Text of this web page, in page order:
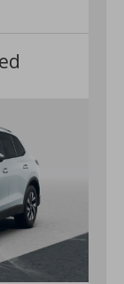
na trase